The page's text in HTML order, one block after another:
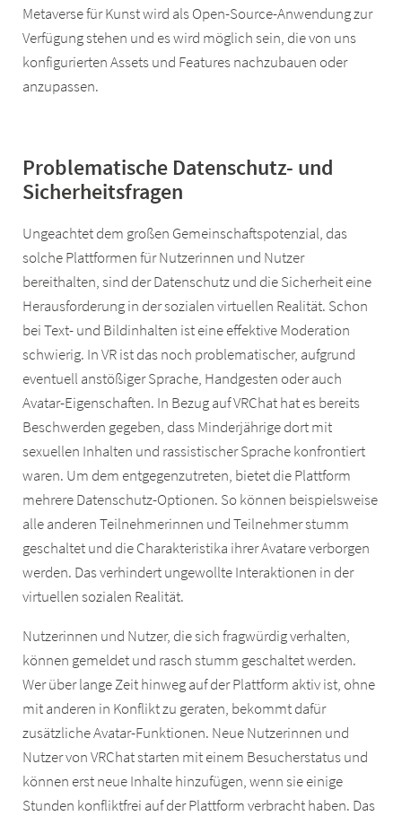
Metaverse für Kunst wird als Open-Source-Anwendung zur
Verfügung stehen und es wird möglich sein, die von uns
konfigurierten Assets und Features nachzubauen oder
anzupassen.
Problematische Datenschutz- und
Sicherheitsfragen
Ungeachtet dem großen Gemeinschaftspotenzial, das
solche Plattformen für Nutzerinnen und Nutzer
bereithalten, sind der Datenschutz und die Sicherheit eine
Herausforderung in der sozialen virtuellen Realität. Schon
bei Text- und Bildinhalten ist eine effektive Moderation
schwierig. In VR ist das noch problematischer, aufgrund
eventuell anstößiger Sprache, Handgesten oder auch
Avatar-Eigenschaften. In Bezug auf VRChat hat es bereits
Beschwerden gegeben, dass Minderjährige dort mit
sexuellen Inhalten und rassistischer Sprache konfrontiert
waren. Um dem entgegenzutreten, bietet die Plattform
mehrere Datenschutz-Optionen. So können beispielsweise
alle anderen Teilnehmerinnen und Teilnehmer stumm
geschaltet und die Charakteristika ihrer Avatare verborgen
werden. Das verhindert ungewollte Interaktionen in der
virtuellen sozialen Realität.
Nutzerinnen und Nutzer, die sich fragwürdig verhalten,
können gemeldet und rasch stumm geschaltet werden.
Wer über lange Zeit hinweg auf der Plattform aktiv ist, ohne
mit anderen in Konflikt zu geraten, bekommt dafür
zusätzliche Avatar-Funktionen. Neue Nutzerinnen und
Nutzer von VRChat starten mit einem Besucherstatus und
können erst neue Inhalte hinzufügen, wenn sie einige
Stunden konfliktfrei auf der Plattform verbracht haben. Das